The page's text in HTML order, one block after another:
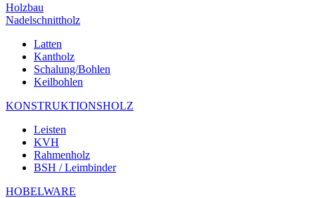
Holzbau
Nadelschnittholz
Latten
Kantholz
Schalung/Bohlen
Keilbohlen
KONSTRUKTIONSHOLZ
Leisten
KVH
Rahmenholz
BSH / Leimbinder
HOBELWARE